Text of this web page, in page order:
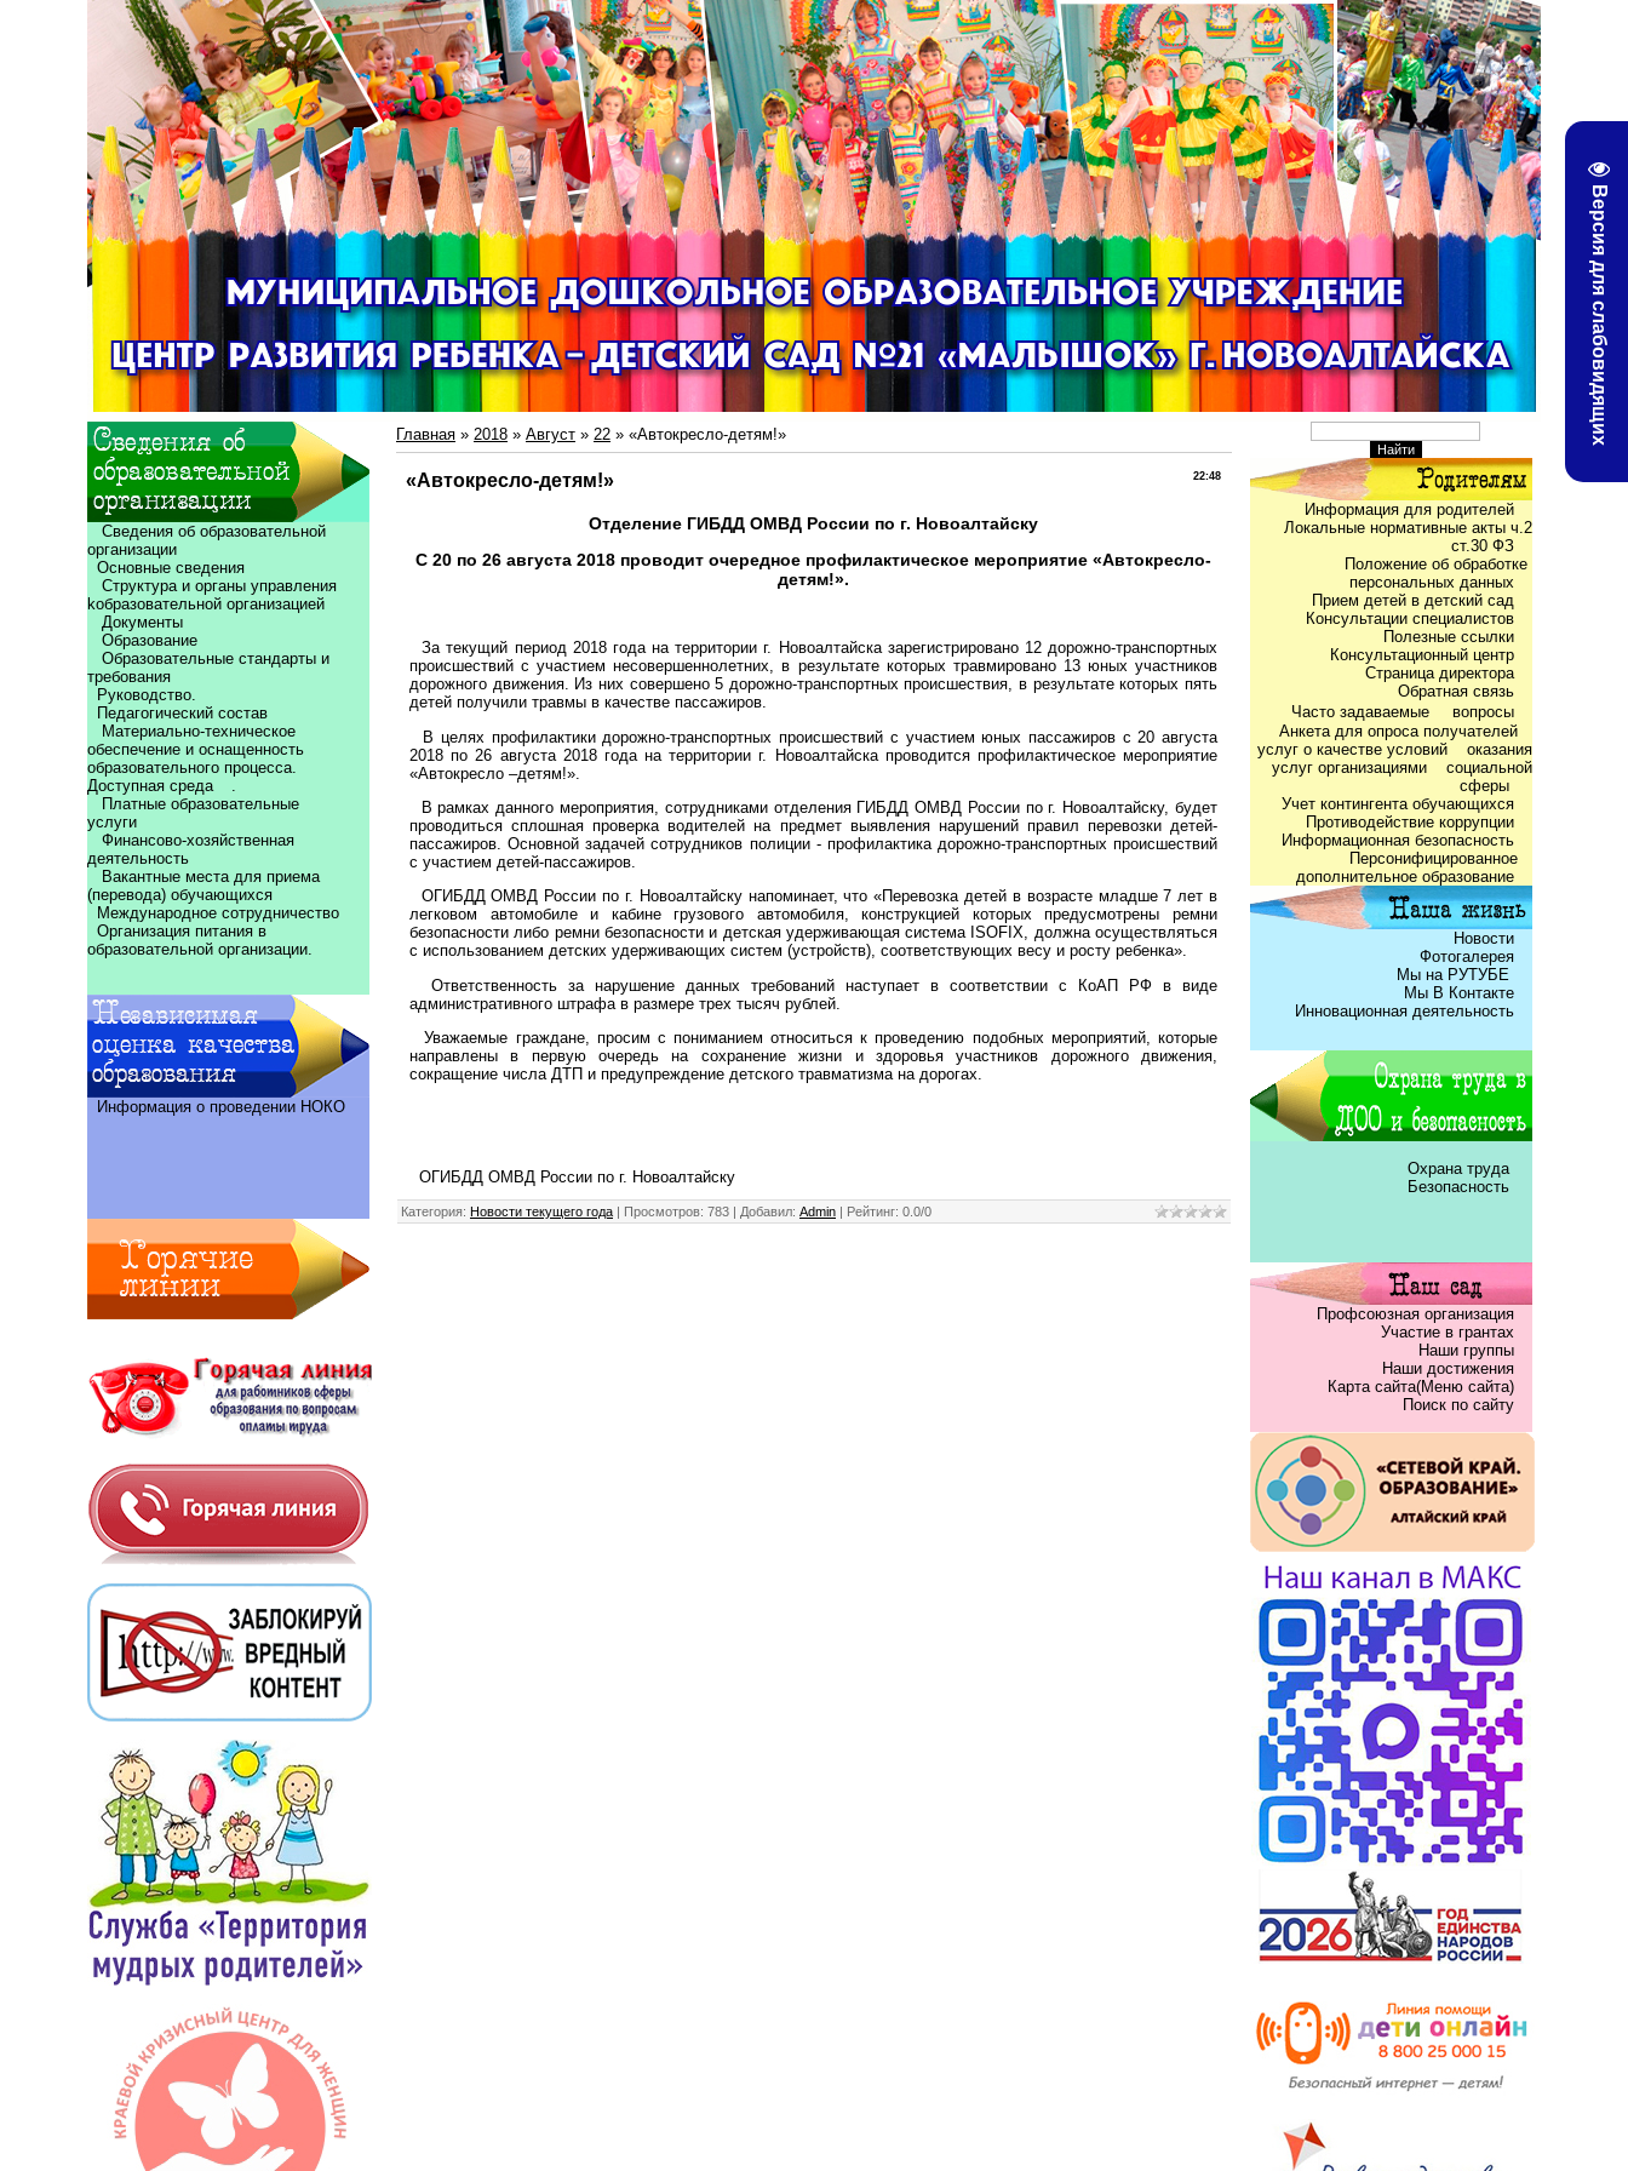
Версия для слабовидящих
Сведения об образовательной
организации
Основные сведения
Структура и органы управления
kобразовательной организацией
Документы
Образование
Образовательные стандарты и
требования
Руководство.
Педагогический состав
Материально-техническое
обеспечение и оснащенность
образовательного процесса.
Доступная среда
.
Платные образовательные
услуги
Финансово-хозяйственная
деятельность
Вакантные места для приема
(перевода) обучающихся
Международное сотрудничество
Организация питания в
образовательной организации.
Информация о проведении НОКО
Главная » 2018 » Август » 22 » «Автокресло-детям!»
22:48
«Автокресло-детям!»
Отделение ГИБДД ОМВД России по г. Новоалтайску
С 20 по 26 августа 2018 проводит очередное профилактическое мероприятие «Автокресло-
детям!».
За текущий период 2018 года на территории г. Новоалтайска зарегистрировано 12 дорожно-транспортных
происшествий с участием несовершеннолетних, в результате которых травмировано 13 юных участников
дорожного движения. Из них совершено 5 дорожно-транспортных происшествия, в результате которых пять
детей получили травмы в качестве пассажиров.
В целях профилактики дорожно-транспортных происшествий с участием юных пассажиров с 20 августа
2018 по 26 августа 2018 года на территории г. Новоалтайска проводится профилактическое мероприятие
«Автокресло –детям!».
В рамках данного мероприятия, сотрудниками отделения ГИБДД ОМВД России по г. Новоалтайску, будет
проводиться сплошная проверка водителей на предмет выявления нарушений правил перевозки детей-
пассажиров. Основной задачей сотрудников полиции - профилактика дорожно-транспортных происшествий
с участием детей-пассажиров.
ОГИБДД ОМВД России по г. Новоалтайску напоминает, что «Перевозка детей в возрасте младше 7 лет в
легковом автомобиле и кабине грузового автомобиля, конструкцией которых предусмотрены ремни
безопасности либо ремни безопасности и детская удерживающая система ISOFIX, должна осуществляться
с использованием детских удерживающих систем (устройств), соответствующих весу и росту ребенка».
Ответственность за нарушение данных требований наступает в соответствии с КоАП РФ в виде
административного штрафа в размере трех тысяч рублей.
Уважаемые граждане, просим с пониманием относиться к проведению подобных мероприятий, которые
направлены в первую очередь на сохранение жизни и здоровья участников дорожного движения,
сокращение числа ДТП и предупреждение детского травматизма на дорогах.
ОГИБДД ОМВД России по г. Новоалтайску
Категория: Новости текущего года Просмотров: 783 | Добавил: Admin Рейтинг: 0.0/0
Информация для родителей
Локальные нормативные акты ч.2
ст.30 ФЗ
Положение об обработке
персональных данных
Прием детей в детский сад
Консультации специалистов
Полезные ссылки
Консультационный центр
Страница директора
Обратная связь
Часто задаваемые
вопросы
Анкета для опроса получателей
услуг о качестве условий оказания
услуг организациями социальной
сферы
Учет контингента обучающихся
Противодействие коррупции
Информационная безопасность
Персонифицированное
дополнительное образование
Новости
Фотогалерея
Мы на РУТУБЕ
Мы В Контакте
Инновационная деятельность
Охрана труда
Безопасность
Профсоюзная организация
Участие в грантах
Наши группы
Наши достижения
Карта сайта(Меню сайта)
Поиск по сайту